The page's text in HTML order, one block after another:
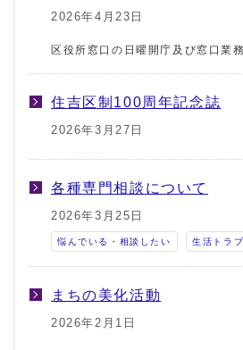
2026年4月23日
区役所窓口の日曜開庁及び窓口業
住吉区制100周年記念誌
2026年3月27日
各種専門相談について
2026年3月25日
悩んでいる・相談したい 生活トラ
まちの美化活動
2026年2月1日